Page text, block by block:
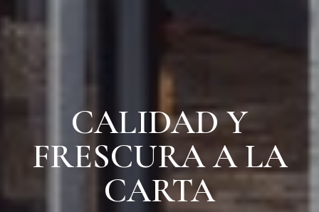
CALIDAD Y
FRESCURA A LA
CARTA